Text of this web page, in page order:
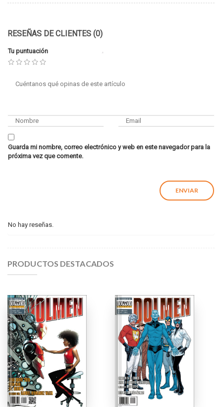
RESEÑAS DE CLIENTES (0)
Tu puntuación
Guarda mi nombre, correo electrónico y web en este navegador para la
próxima vez que comente.
No hay reseñas.
PRODUCTOS DESTACADOS